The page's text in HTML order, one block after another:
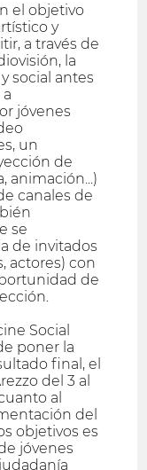
el objetivo
y
a través de
la
social antes
jóvenes
un
de
animación...)
canales de
se
de invitados
actores) con
de
Social
poner la
final, el
del 3 al
al
del
objetivos es
jóvenes